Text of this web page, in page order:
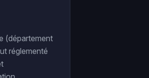
(département
réglementé